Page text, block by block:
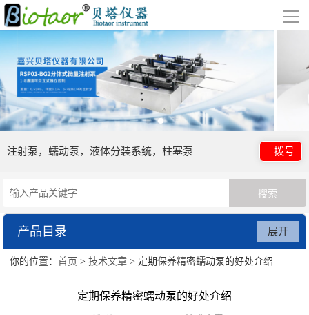
导
航
网站首页
关于我们
公司简介 合作伙伴
数字注射泵
废水处理系统
行业应用
注射泵，蠕动泵，液体分装系统，柱塞泵 拨号
产品目录
数字注射泵
展开
你的位置：首页 >技术文章 > 定期保养精密蠕动泵的好处介绍
定期保养精密蠕动泵的好处介绍